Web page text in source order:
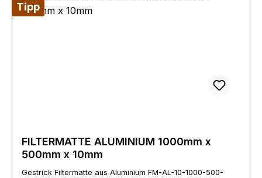
Tipp
FILTERMATTE ALUMINIUM 1000mm x
500mm x 10mm
Gestrick Filtermatte aus Aluminium FM-AL-10-1000-500-